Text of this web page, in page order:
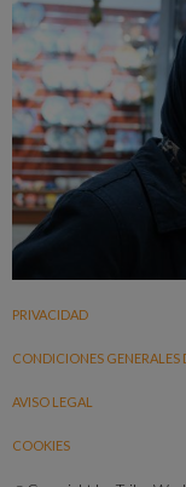
PRIVACIDAD
CONDICIONES GENERALES
AVISO LEGAL
COOKIES